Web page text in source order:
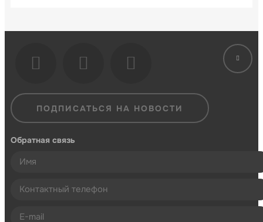
ПОДПИСАТЬСЯ НА НОВОСТИ
Обратная связь